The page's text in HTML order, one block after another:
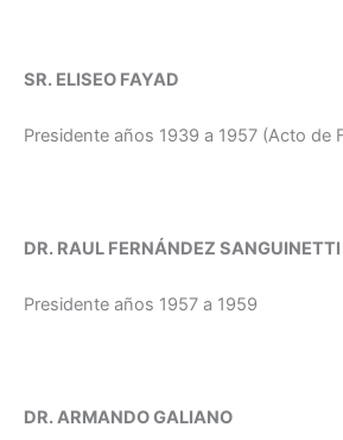
SR. ELISEO FAYAD
Presidente años 1939 a 1957 (Acto de
DR. RAUL FERNÁNDEZ SANGUINETTI
Presidente años 1957 a 1959
DR. ARMANDO GALIANO